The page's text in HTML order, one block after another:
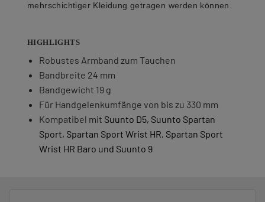
mehrschichtiger Kleidung getragen werden können.
HIGHLIGHTS
Robustes Armband zum Tauchen
Bandbreite 24 mm
Bandgewicht 19 g
Für Handgelenkumfänge von bis zu 330 mm
Kompatibel mit Suunto D5, Suunto Spartan
Sport, Spartan Sport Wrist HR, Spartan Sport
Wrist HR Baro und Suunto 9